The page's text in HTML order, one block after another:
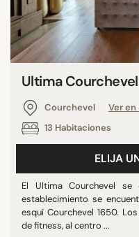
Ultima
Courchevel
Ver en
13 Habitaciones
ELIJA
El Ultima Courchevel se
establecimiento se
esquí Courchevel 1650.
de fitness, al centro ...